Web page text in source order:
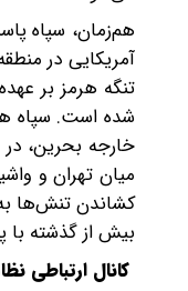
هم‌زمان، سپاه
آمریکایی در
تنگه هرمز بر
شده است. سپاه
خارجه بحرین،
میان تهران و
کشاندن تنش‌ها
بیش از گذشته با
کانال ارتباطی